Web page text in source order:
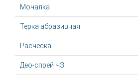
Мочалка
Терка абразивная
Расчёска
Део-спрей ЧЗ